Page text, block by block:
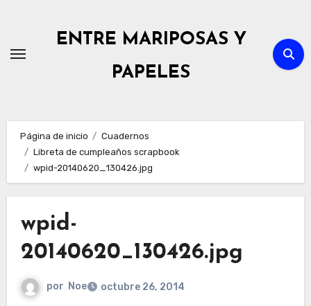
contenido
ENTRE MARIPOSAS Y
PAPELES
Página de inicio
Cuadernos
Libreta de cumpleaños scrapbook
wpid-20140620_130426.jpg
wpid-
20140620_130426.jpg
por Noe octubre 26, 2014